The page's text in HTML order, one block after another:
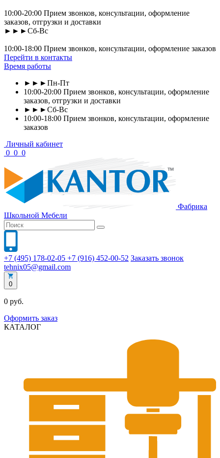
10:00-20:00 Прием звонков, консультации, оформление
заказов, отгрузки и доставки
►►►Сб-Вс
10:00-18:00 Прием звонков, консультации, оформление заказов
Перейти в контакты
Время работы
►►►Пн-Пт
10:00-20:00 Прием звонков, консультации, оформление
заказов, отгрузки и доставки
►►►Сб-Вс
10:00-18:00 Прием звонков, консультации, оформление
заказов
Личный кабинет
0 0 0
Фабрика
Школьной Мебели
+7 (495) 178-02-05 +7 (916) 452-00-52 Заказать звонок
tehnix05@gmail.com
0
0 руб.
Оформить заказ
КАТАЛОГ